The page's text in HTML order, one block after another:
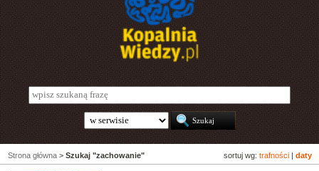
sortuj wg: trafności daty
Strona główna > Szukaj "zachowanie"